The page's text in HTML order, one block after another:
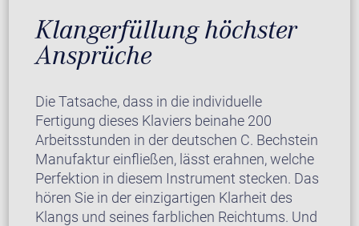
Klangerfüllung höchster
Ansprüche
Die Tatsache, dass in die individuelle
Fertigung dieses Klaviers beinahe 200
Arbeitsstunden in der deutschen C. Bechstein
Manufaktur einfließen, lässt erahnen, welche
Perfektion in diesem Instrument stecken. Das
hören Sie in der einzigartigen Klarheit des
Klangs und seines farblichen Reichtums. Und